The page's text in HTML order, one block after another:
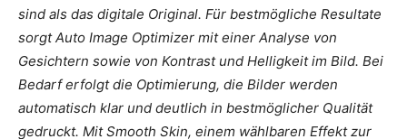
sind als das digitale Original. Für bestmögliche Resultate
sorgt Auto Image Optimizer mit einer Analyse von
Gesichtern sowie von Kontrast und Helligkeit im Bild. Bei
Bedarf erfolgt die Optimierung, die Bilder werden
automatisch klar und deutlich in bestmöglicher Qualität
gedruckt. Mit Smooth Skin, einem wählbaren Effekt zur